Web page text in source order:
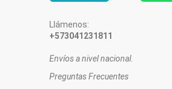
Llámenos:
+573041231811
Envíos a nivel nacional.
Preguntas Frecuentes